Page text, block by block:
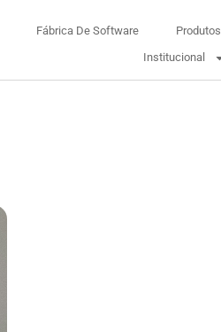
Fábrica De Software
Produtos
Institucional